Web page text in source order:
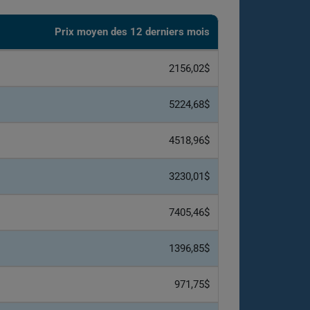
Prix ​​moyen des 12 derniers mois
2156,02$
5224,68$
4518,96$
3230,01$
7405,46$
1396,85$
971,75$